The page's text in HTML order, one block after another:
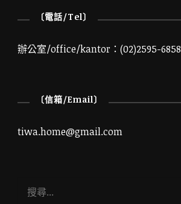
〔電話/Tel〕
辦公室/office/kantor：(02)2595-6858
〔信箱/Email〕
tiwa.home@gmail.com